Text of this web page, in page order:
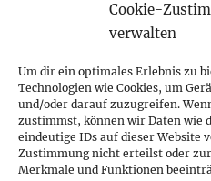
Cookie-
verwalten
Um dir ein optimales Erlebnis zu
Technologien wie Cookies, um
und/oder darauf zuzugreifen.
zustimmst, können wir Daten wie
eindeutige IDs auf dieser Website
Zustimmung nicht erteilst oder
Merkmale und Funktionen
Impressum
Datenschutzerklärung
Startseite
Blog